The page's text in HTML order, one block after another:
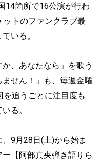
14箇所で16公演が行わ
ットのファンクラブ最
いる。
、あなたなら」を歌う
せん！」も、毎週金曜
追うごとに注目度も
る。
9月28日(土)から始ま
【阿部真央弾き語りら